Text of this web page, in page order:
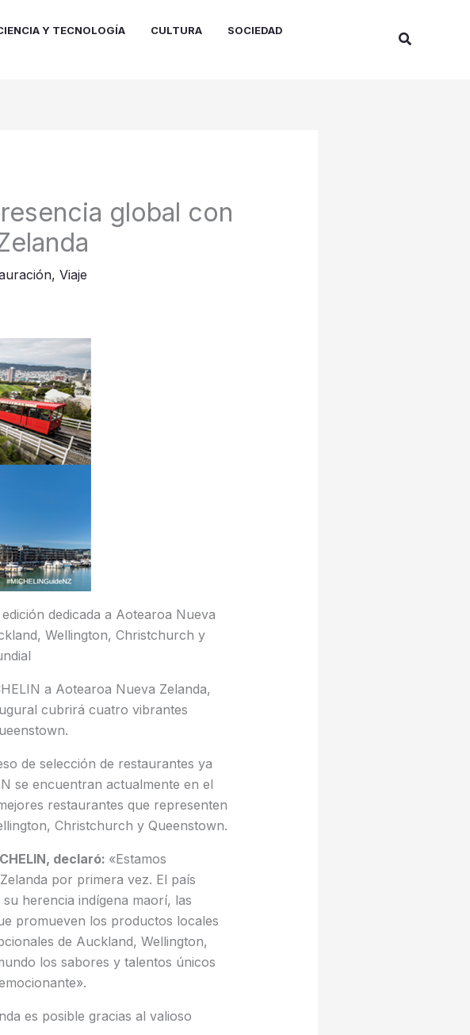
Y TECNOLOGÍA CULTURA
SOCIEDAD
Buscar
global con
, Viaje
dedicada a Aotearoa Nueva
Wellington, Christchurch y
a Aotearoa Nueva Zelanda,
cubrirá cuatro vibrantes
de selección de restaurantes ya
se encuentran actualmente en el
restaurantes que representen
Christchurch y Queenstown.
declaró: «Estamos
por primera vez. El país
herencia indígena maorí, las
promueven los productos locales
de Auckland, Wellington,
los sabores y talentos únicos
es posible gracias al valioso